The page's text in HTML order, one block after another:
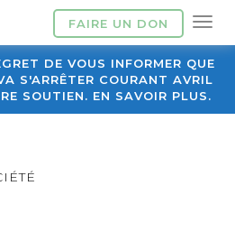
FAIRE UN DON
DE VOUS INFORMER QUE
S'ARRÊTER COURANT AVRIL
SOUTIEN. EN SAVOIR PLUS.